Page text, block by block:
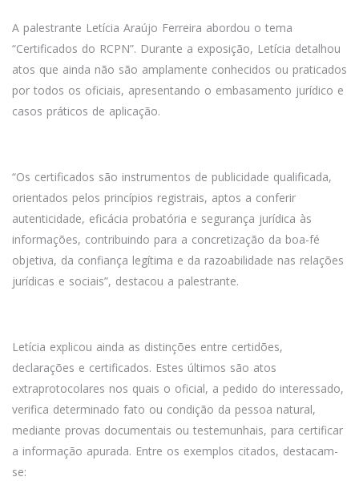
A palestrante Letícia Araújo Ferreira abordou o tema
“Certificados do RCPN”. Durante a exposição, Letícia detalhou
atos que ainda não são amplamente conhecidos ou praticados
por todos os oficiais, apresentando o embasamento jurídico e
casos práticos de aplicação.
“Os certificados são instrumentos de publicidade qualificada,
orientados pelos princípios registrais, aptos a conferir
autenticidade, eficácia probatória e segurança jurídica às
informações, contribuindo para a concretização da boa-fé
objetiva, da confiança legítima e da razoabilidade nas relações
jurídicas e sociais”, destacou a palestrante.
Letícia explicou ainda as distinções entre certidões,
declarações e certificados. Estes últimos são atos
extraprotocolares nos quais o oficial, a pedido do interessado,
verifica determinado fato ou condição da pessoa natural,
mediante provas documentais ou testemunhais, para certificar
a informação apurada. Entre os exemplos citados, destacam-
se: